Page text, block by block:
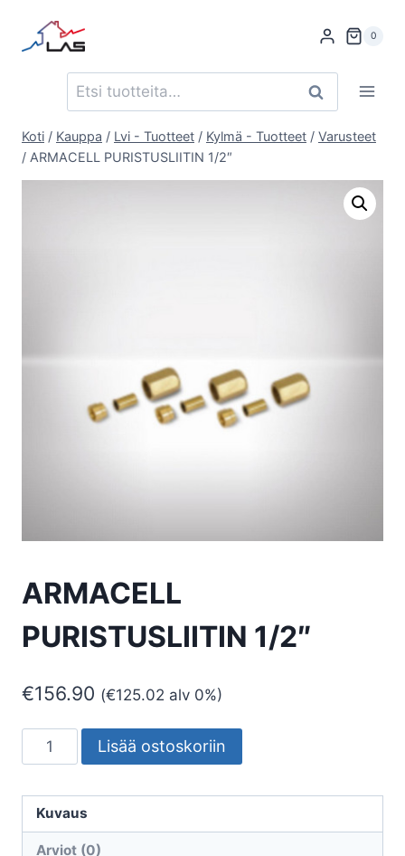
sisältöön
0
Etsi: Haku
Koti / Kauppa / Lvi - Tuotteet / Kylmä - Tuotteet / Varusteet
/ ARMACELL PURISTUSLIITIN 1/2″
ARMACELL
PURISTUSLIITIN 1/2″
€156.90 (€125.02 alv 0%)
ARMACELL
PURISTUSLIITIN
määrä
Lisää ostoskoriin
Kuvaus
Arviot (0)